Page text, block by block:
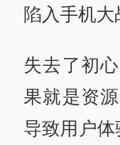
陷入手机大
失去了初
果就是资
导致用户